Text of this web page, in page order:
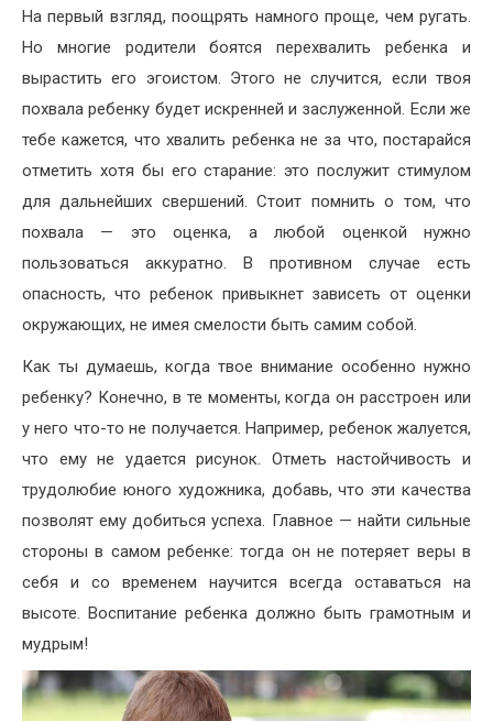
На первый взгляд, поощрять намного проще, чем ругать.
Но многие родители боятся перехвалить ребенка и
вырастить его эгоистом. Этого не случит­ся, если твоя
похвала ребенку будет ис­кренней и заслуженной. Если же
тебе кажется, что хвалить ребенка не за что, постарайся
отметить хотя бы его старание: это послужит стимулом
для дальнейших свершений. Стоит помнить о том, что
похвала — это оценка, а любой оценкой нужно
пользоваться аккурат­но. В противном случае есть
опасность, что ребенок при­выкнет зависеть от оценки
ок­ружающих, не имея смелости быть самим собой.
Как ты думаешь, когда твое внимание особенно нужно
ре­бенку? Конечно, в те моменты, когда он расстроен или
у него что-то не получается. Напри­мер, ребенок жалуется,
что ему не удается рисунок. Отметь настойчивость и
трудолюбие юного художника, добавь, что эти качества
позволят ему до­биться успеха. Главное — найти сильные
стороны в самом ре­бенке: тогда он не потеряет ве­ры в
себя и со временем научит­ся всегда оставаться на
высоте. Воспитание ребенка должно быть грамотным и
мудрым!